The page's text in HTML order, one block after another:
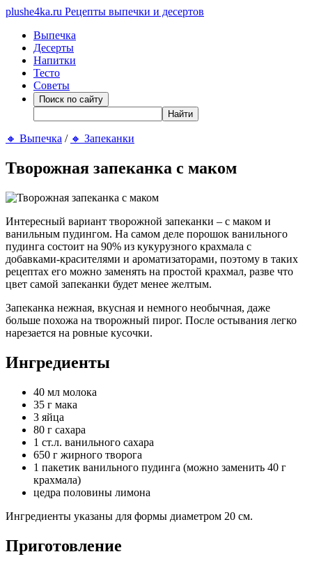
plushe4ka.ru Рецепты выпечки и десертов
Выпечка
Десерты
Напитки
Тесто
Советы
🔸 Выпечка / 🔸 Запеканки
Творожная запеканка с маком
Интересный вариант творожной запеканки – с маком и
ванильным пудингом. На самом деле порошок ванильного
пудинга состоит на 90% из кукурузного крахмала с
добавками-красителями и ароматизаторами, поэтому в таких
рецептах его можно заменять на простой крахмал, разве что
цвет самой запеканки будет менее желтым.
Запеканка нежная, вкусная и немного необычная, даже
больше похожа на творожный пирог. После остывания легко
нарезается на ровные кусочки.
Ингредиенты
40 мл молока
35 г мака
3 яйца
80 г сахара
1 ст.л. ванильного сахара
650 г жирного творога
1 пакетик ванильного пудинга (можно заменить 40 г
крахмала)
цедра половины лимона
Ингредиенты указаны для формы диаметром 20 см.
Приготовление